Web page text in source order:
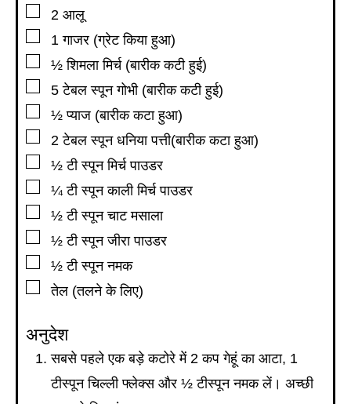
▢
2 आलू
▢
1 गाजर (ग्रेट किया हुआ)
▢
½ शिमला मिर्च (बारीक कटी हुई)
▢
5 टेबल स्पूनगोभी (बारीक कटी हुई)
▢
½ प्याज (बारीक कटा हुआ)
▢
2 टेबल स्पून धनिया पत्ती(बारीक कटा हुआ)
▢
½ टी स्पूनमिर्च पाउडर
▢
¼ टी स्पूनकाली मिर्च पाउडर
▢
½ टी स्पूनचाट मसाला
▢
½ टी स्पूनजीरा पाउडर
▢
½ टी स्पूननमक
▢
तेल (तलने के लिए)
अनुदेश
सबसे पहले एक बड़े कटोरे में 2 कप गेहूं का आटा, 1
टीस्पून चिल्ली फ्लेक्स और ½ टीस्पून नमक लें। अच्छी